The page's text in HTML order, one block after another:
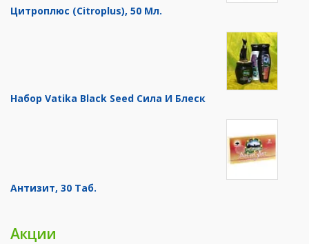
Цитроплюс (Citroplus), 50 Мл.
Набор Vatika Black Seed Сила И Блеск
Антизит, 30 Таб.
Акции